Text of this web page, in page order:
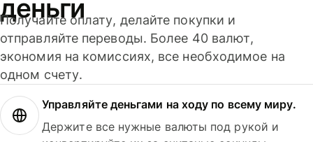
деньги
Получайте оплату, делайте покупки и
отправляйте переводы. Более 40 валют,
экономия на комиссиях, все необходимое на
одном счету.
Управляйте деньгами на ходу по всему миру.
Держите все нужные валюты под рукой и